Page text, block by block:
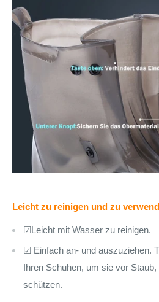
Leicht zu reinigen und zu
☑Leicht mit Wasser zu reinigen.
☑ Einfach an- und auszuziehen.
Ihren Schuhen, um sie vor
schützen.